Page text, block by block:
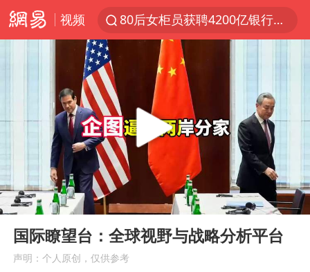
视频
80后女柜员获聘4200亿银行副行长
印度暴发金迪普拉病毒
陕西柞水突发泥石流致1死2失联
24小时不关空调 电费反而更低？
“梅姨”已是老年人 死刑或适用受限
“事业单位招聘不是人情买卖”
杭州一小区17楼玻璃幕墙爆裂
Play
00:00 04:26
国际瞭望台：全球视野与战略分析平台
声明：个人原创，仅供参考